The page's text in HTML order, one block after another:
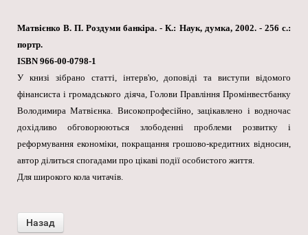
Матвієнко В. П. Роздуми банкіра. - К.: Наук, думка, 2002. - 256 с.:
портр.
ISBN 966-00-0798-1
У книзі зібрано статті, інтерв'ю, доповіді та виступи відомого
фінансиста і громадського діяча, Голови Правління Промінвестбанку
Володимира Матвієнка. Високопрофесійно, зацікавлено і водночас
дохідливо обговорюються злободенні проблеми розвитку і
реформування економіки, покращання грошово-кредитних відносин,
автор ділиться спогадами про цікаві події особистого життя.
Для широкого кола читачів.